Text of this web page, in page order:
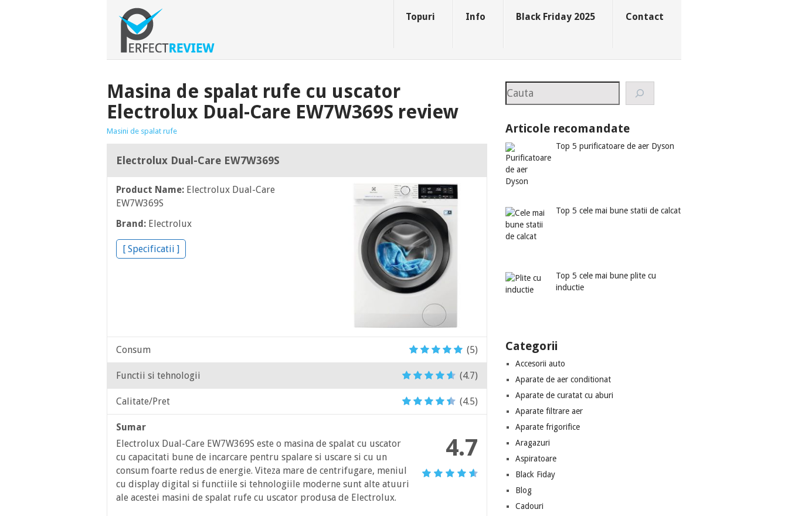
Topuri Info Black Friday 2025 Contact
Masina de spalat rufe cu uscator
Electrolux Dual-Care EW7W369S review
Masini de spalat rufe
Electrolux Dual-Care EW7W369S
Product Name: Electrolux Dual-Care
EW7W369S
Brand: Electrolux
[ Specificatii ]
Consum (5)
Functii si tehnologii (4.7)
Calitate/Pret (4.5)
4.7
Sumar
Electrolux Dual-Care EW7W369S este o masina de spalat cu uscator
cu capacitati bune de incarcare pentru spalare si uscare si cu un
consum foarte redus de energie. Viteza mare de centrifugare, meniul
cu display digital si functiile si tehnologiile moderne sunt alte atuuri
ale acestei masini de spalat rufe cu uscator produsa de Electrolux.
Search
Articole recomandate
Top 5 purificatoare de aer Dyson
Top 5 cele mai bune statii de calcat
Top 5 cele mai bune plite cu
inductie
Categorii
Accesorii auto
Aparate de aer conditionat
Aparate de curatat cu aburi
Aparate filtrare aer
Aparate frigorifice
Aragazuri
Aspiratoare
Black Fiday
Blog
Cadouri